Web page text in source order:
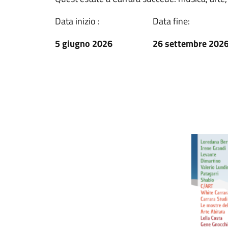
Data inizio :
5 giugno 2026
Data fine:
26 settembre